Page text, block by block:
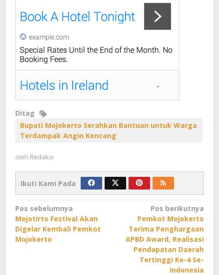
Ditag
Bupati Mojokerto Serahkan Bantuan untuk Warga
Terdampak Angin Kencang
oleh Redaksi
Ikuti Kami Pada
Navigasi
pos
Pos sebelumnya
Mojotirto Festival Akan
Digelar Kembali Pemkot
Mojokerto
Pos berikutnya
Pemkot Mojokerto
Terima Penghargaan
APBD Award, Realisasi
Pendapatan Daerah
Tertinggi Ke-4 Se-
Indonesia